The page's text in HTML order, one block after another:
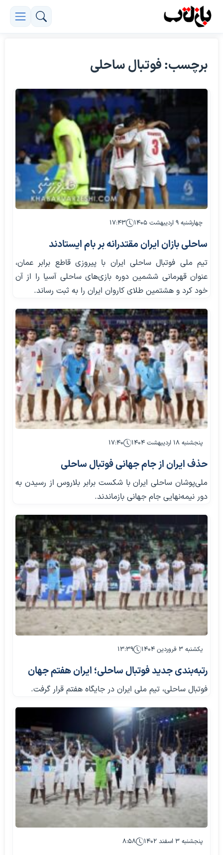
برچسب: فوتبال ساحلی
چهارشنبه ۹ اردیبهشت ۱۴۰۵ ۱۷:۴۳
ساحلی بازان ایران مقتدرانه بر بام ایستادند
تیم ملی فوتبال ساحلی ایران با پیروزی قاطع برابر عمان،
عنوان قهرمانی ششمین دوره بازی‌های ساحلی آسیا را از آن
خود کرد و هشتمین طلای کاروان ایران را به ثبت رساند.
پنجشنبه ۱۸ اردیبهشت ۱۴۰۴ ۱۷:۴۰
حذف ایران از جام جهانی فوتبال ساحلی
ملی‌پوشان ساحلی ایران با شکست برابر بلاروس از رسیدن به
دور نیمه‌نهایی جام جهانی بازماندند.
یکشنبه ۳ فروردین ۱۴۰۴ ۱۳:۳۹
رتبه‌بندی جدید فوتبال ساحلی؛ ایران هفتم جهان
فوتبال ساحلی، تیم ملی ایران در جایگاه هفتم قرار گرفت.
پنجشنبه ۳ اسفند ۱۴۰۲ ۸:۵۸